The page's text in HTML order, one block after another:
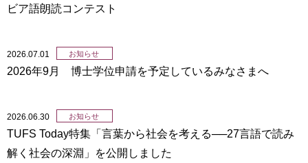
ビア語朗読コンテスト
2026.07.01 お知らせ
2026年9月 博士学位申請を予定しているみなさまへ
2026.06.30 お知らせ
TUFS Today特集「言葉から社会を考える──27言語で読み
解く社会の深淵」を公開しました